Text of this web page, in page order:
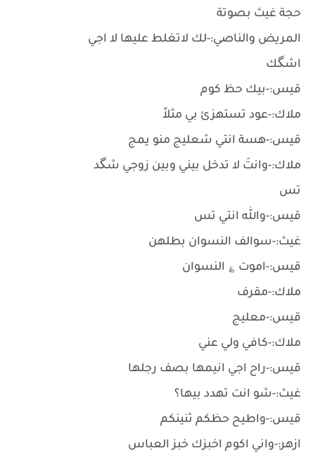
حجة غيث بصوتة
المريض والناصي:-لك لاتغلط عليها لا اجي
اشگك
قيس:-بيك حظ كوم
ملاك:-عود تستهزئ بي مثلاً
قيس:-هسة انتي شعليج منو يمج
ملاك:-وانتَ لا تدخل بيني وبين زوجي شگد
تس
قيس:-والله انتي تس
غيث:-سوالف النسوان بطلهن
قيس:-اموت ؏ النسوان
ملاك:-مقرف
قيس:-معليج
ملاك:-كافي ولي عني
قيس:-راح اجي انيمها بصف رجلها
غيث:-شو انت تهدد بيها؟
قيس:-واطيح حظكم ثنينكم
ازهر:-واني اكوم اخبزك خبز العباس